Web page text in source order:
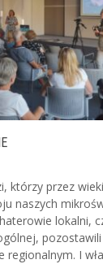
którzy przez
naszych
lokalni,
regionalnym. I